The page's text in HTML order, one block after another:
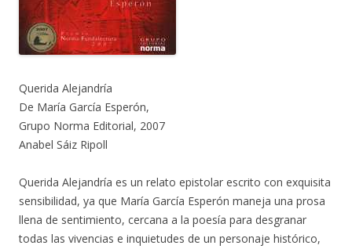
Querida Alejandría
De María García Esperón,
Grupo Norma Editorial, 2007
Anabel Sáiz Ripoll
Querida Alejandría es un relato epistolar escrito con exquisita
sensibilidad, ya que María García Esperón maneja una prosa
llena de sentimiento, cercana a la poesía para desgranar
todas las vivencias e inquietudes de un personaje histórico,